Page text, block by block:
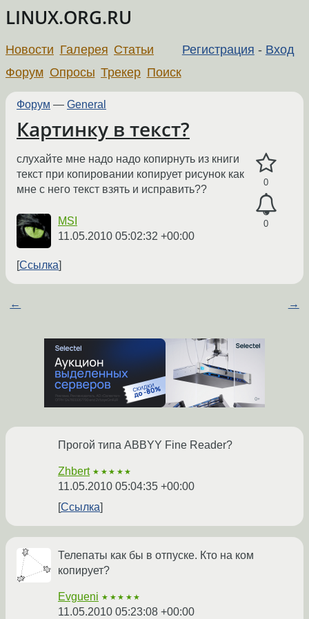
LINUX.ORG.RU
Регистрация - Вход
Новости Галерея Статьи
Форум Опросы Трекер Поиск
Форум — General
Картинку в текст?
0
0
слухайте мне надо надо копирнуть из книги
текст при копировании копирует рисунок как
мне с него текст взять и исправить??
MSI
11.05.2010 05:02:32 +00:00
Ссылка
← →
Прогой типа ABBYY Fine Reader?
Zhbert ★★★★★
11.05.2010 05:04:35 +00:00
Ссылка
Телепаты как бы в отпуске. Кто на ком
копирует?
Evgueni ★★★★★
11.05.2010 05:23:08 +00:00